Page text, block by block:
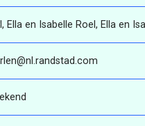
Ella en Isabelle Roel, Ella en